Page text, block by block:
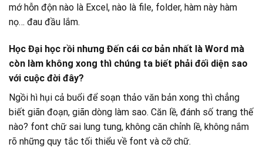
mớ hỗn độn nào là Excel, nào là file, folder, hàm này hàm
nọ… đau đầu lắm.
Học Đại học rồi nhưng Đến cái cơ bản nhất là Word mà
còn làm không xong thì chúng ta biết phải đối diện sao
với cuộc đời đây?
Ngồi hì hụi cả buổi để soạn thảo văn bản xong thì chẳng
biết giãn đoạn, giãn dòng làm sao. Căn lề, đánh số trang thế
nào? font chữ sai lung tung, không căn chỉnh lề, không nắm
rõ những quy tắc tối thiểu về font và cỡ chữ.